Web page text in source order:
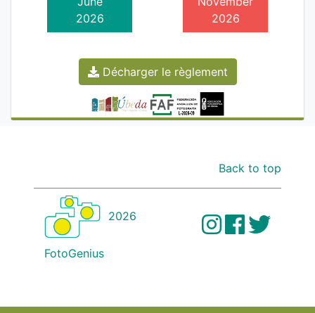
2026
2026
Décharger le règlement
Back to top
2026
FotoGenius